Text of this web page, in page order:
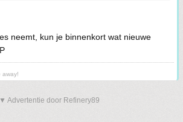
neemt, kun je binnenkort wat nieuwe
away!
▼ Advertentie door Refinery89